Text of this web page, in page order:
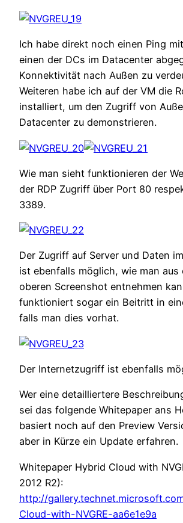
Ich habe direkt noch einen Ping
einen der DCs im Datacenter
Konnektivität nach Außen zu
Weiteren habe ich auf der VM die
installiert, um den Zugriff von
Datacenter zu demonstrieren.
Wie man sieht funktionieren der
der RDP Zugriff über Port 80
3389.
Der Zugriff auf Server und Daten
ist ebenfalls möglich, wie man aus
oberen Screenshot entnehmen
funktioniert sogar ein Beitritt in
falls man dies vorhat.
Der Internetzugriff ist ebenfalls
Wer eine detailliertere
sei das folgende Whitepaper ans
basiert noch auf den Preview
aber in Kürze ein Update erfahren.
Whitepaper Hybrid Cloud with
2012 R2):
http://
Cloud-with-NVGRE-aa6e1e9a